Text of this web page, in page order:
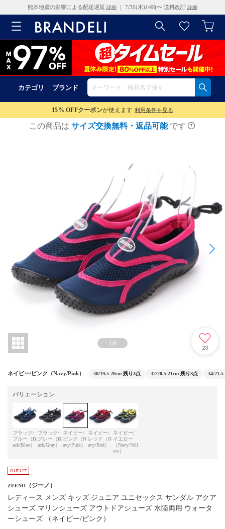
熊本地震の影響による配送遅延 詳細 ｜ 7/30(木)14時〜 送料改訂 詳細
カテゴリ ブランド
15% OFFクーポンが使えます 利用条件を見る
この商品は サイズ交換無料・返品可能 です
1/6
23
ネイビー/ピンク（Navy/Pink） 30/19.5-20cm 残り3点 32/20.5-21cm 残り3点 34/
バリエーション
ブラック/
ブルー（Bl
ack/Blue）
ブラック/
グレー（Bl
ack/Gray）
ネイビー/
ピンク（N
avy/Pink）
ネイビー/
レッド（N
avy/Red）
ネイビー/
イエロー
（Navy/Yell
ow）
ZEENO （ジーノ）
レディース メンズ キッズ ジュニア ユニセックス サンダル アクア
シューズ マリンシューズ アウトドアシューズ 水陸両用 ウォータ
ーシューズ （ネイビー/ピンク）